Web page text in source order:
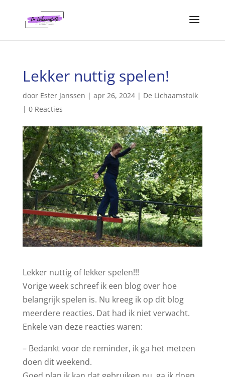
Lekker nuttig spelen!
door Ester Janssen | apr 26, 2024| De Lichaamstolk
| 0 Reacties
Lekker nuttig of lekker spelen!!!
Vorige week schreef ik een blog over hoe
belangrijk spelen is. Nu kreeg ik op dit blog
meerdere reacties. Dat had ik niet verwacht.
Enkele van deze reacties waren:
– Bedankt voor de reminder, ik ga het meteen
doen dit weekend.